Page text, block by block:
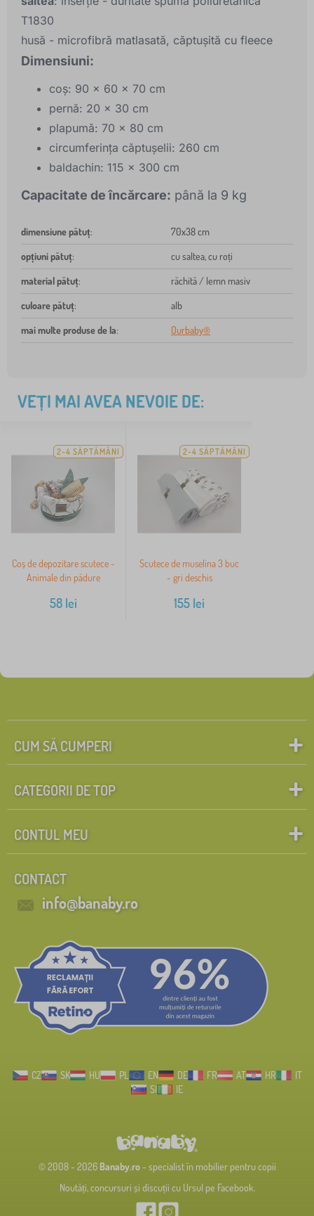
T1830
husă - microfibră matlasată, căptușită cu fleece
Dimensiuni:
coș: 90 x 60 x 70 cm
pernă: 20 x 30 cm
plapumă: 70 x 80 cm
circumferința căptușelii: 260 cm
baldachin: 115 x 300 cm
Capacitate de încărcare: până la 9 kg
dimensiune pătuț: 70x38 cm
opțiuni pătuț: cu saltea, cu roți
material pătuț: răchită / lemn masiv
culoare pătuț: alb
mai multe produse de la: Ourbaby®
VEȚI MAI AVEA NEVOIE DE:
2-4 SĂPTĂMÂNI
Coș de depozitare scutece -
Animale din pădure
58lei
2-4 SĂPTĂMÂNI
Scutece de muselina 3 buc
- gri deschis
155 lei
CUM SĂ CUMPERI
CATEGORII DE TOP
CONTUL MEU
CONTACT
info@banaby.ro
CZ SK HU PL EN DE FR AT HR
IT
SI
IE
© 2008 - 2026 Banaby.ro- specialist în mobilier pentru copii
Noutăți, concursuri și discuții cu Ursul pe Facebook.